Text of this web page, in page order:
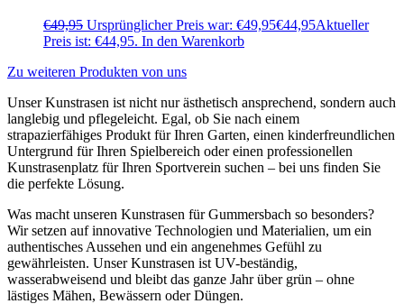
€49,95 Ursprünglicher Preis war: €49,95€44,95Aktueller
Preis ist: €44,95. In den Warenkorb
Zu weiteren Produkten von uns
Unser Kunstrasen ist nicht nur ästhetisch ansprechend, sondern auch
langlebig und pflegeleicht. Egal, ob Sie nach einem
strapazierfähiges Produkt für Ihren Garten, einen kinderfreundlichen
Untergrund für Ihren Spielbereich oder einen professionellen
Kunstrasenplatz für Ihren Sportverein suchen – bei uns finden Sie
die perfekte Lösung.
Was macht unseren Kunstrasen für Gummersbach so besonders?
Wir setzen auf innovative Technologien und Materialien, um ein
authentisches Aussehen und ein angenehmes Gefühl zu
gewährleisten. Unser Kunstrasen ist UV-beständig,
wasserabweisend und bleibt das ganze Jahr über grün – ohne
lästiges Mähen, Bewässern oder Düngen.